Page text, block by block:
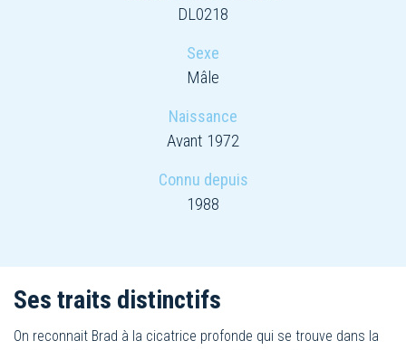
DL0218
Sexe
Mâle
Naissance
Avant 1972
Connu depuis
1988
Ses traits distinctifs
On reconnait Brad à la cicatrice profonde qui se trouve dans la